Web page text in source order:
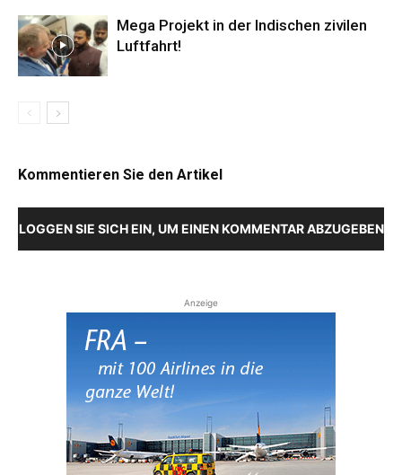
Mega Projekt in der Indischen zivilen
Luftfahrt!
Kommentieren Sie den Artikel
LOGGEN SIE SICH EIN, UM EINEN KOMMENTAR ABZUGEBEN
Anzeige